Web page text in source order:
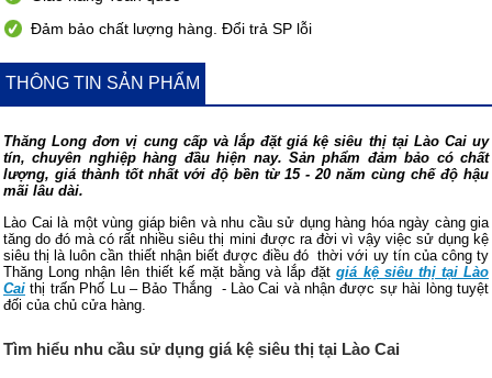
Đảm bảo chất lượng hàng. Đổi trả SP lỗi
THÔNG TIN SẢN PHẨM
Thăng Long đơn vị cung cấp và lắp đặt giá kệ siêu thị tại Lào Cai uy
tín, chuyên nghiệp hàng đầu hiện nay. Sản phẩm đảm bảo có chất
lượng, giá thành tốt nhất với độ bền từ 15 - 20 năm cùng chế độ hậu
mãi lâu dài.
Lào Cai là một vùng giáp biên và nhu cầu sử dụng hàng hóa ngày càng gia
tăng do đó mà có rất nhiều siêu thị mini được ra đời vì vậy việc sử dụng kệ
siêu thị là luôn cần thiết nhận biết được điều đó thời với uy tín của công ty
Thăng Long nhận lên thiết kế mặt bằng và lắp đặtgiá kệ siêu thị tại Lào
Cai thị trấn Phố Lu – Bảo Thắng - Lào Cai và nhận được sự hài lòng tuyệt
đối của chủ cửa hàng.
Tìm hiểu nhu cầu sử dụng giá kệ siêu thị tại Lào Cai